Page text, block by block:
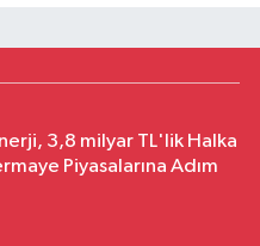
3,8 milyar TL'lik Halka
Piyasalarına Adım